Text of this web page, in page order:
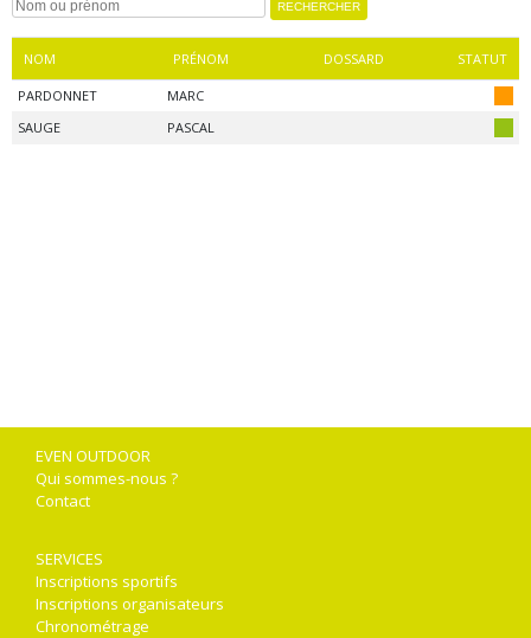
NOM PRÉNOM DOSSARD STATUT
PARDONNET
MARC
SAUGE
PASCAL
EVEN OUTDOOR
Qui sommes-nous ?
Contact
SERVICES
Inscriptions sportifs
Inscriptions organisateurs
Chronométrage